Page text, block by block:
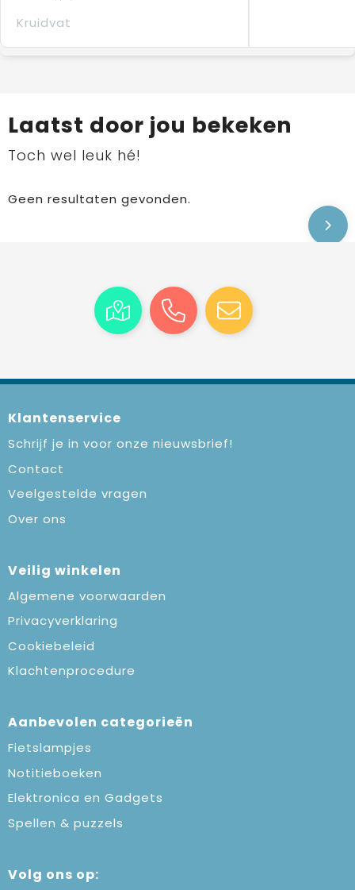
Kruidvat
Laatst door jou bekeken
Toch wel leuk hé!
Geen resultaten gevonden.
Klantenservice
Schrijf je in voor onze nieuwsbrief!
Contact
Veelgestelde vragen
Over ons
Veilig winkelen
Algemene voorwaarden
Privacyverklaring
Cookiebeleid
Klachtenprocedure
Aanbevolen categorieën
Fietslampjes
Notitieboeken
Elektronica en Gadgets
Spellen & puzzels
Volg ons op: